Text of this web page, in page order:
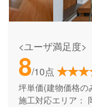
<ユーザ満足度>
8/10点
坪単価(建物価格の
施工対応エリア：